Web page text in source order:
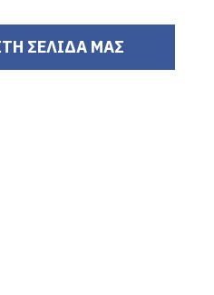
ΣΕΛΙΔΑ ΜΑΣ